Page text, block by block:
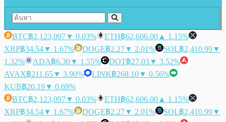
BTC฿2,123,097▼ 0.03% ETH฿62,606.00 ▲ 1.15%
XRP฿34.54▼ 1.67% DOGE฿2.27▼ 2.01% SOL฿2,410.99▼
1.32%
ADA฿6.30▼ 1.55% DOT฿27.03▼ 3.52%
AVAX฿211.65▼ 3.90% LINK฿268.10▼ 0.56%
KUB฿20.19▼ 0.69%
BTC฿2,123,097▼ 0.03% ETH฿62,606.00 ▲ 1.15%
XRP฿34.54▼ 1.67% DOGE฿2.27▼ 2.01% SOL฿2,410.99▼